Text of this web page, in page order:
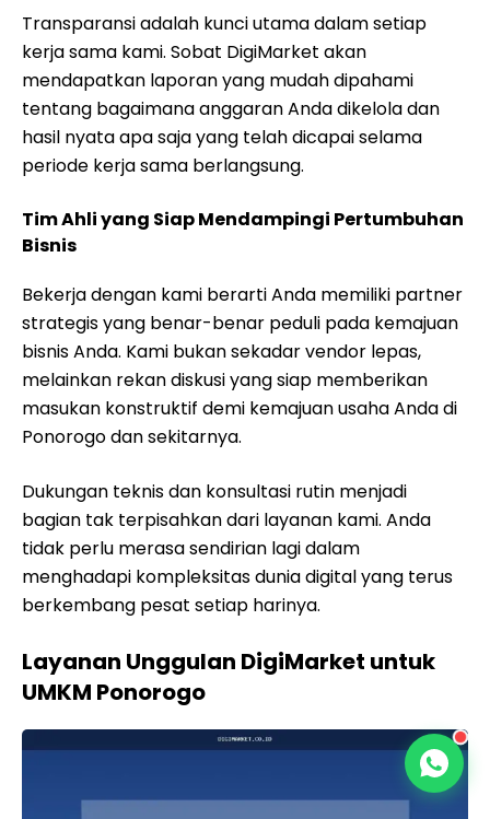
Transparansi adalah kunci utama dalam setiap
kerja sama kami. Sobat DigiMarket akan
mendapatkan laporan yang mudah dipahami
tentang bagaimana anggaran Anda dikelola dan
hasil nyata apa saja yang telah dicapai selama
periode kerja sama berlangsung.
Tim Ahli yang Siap Mendampingi Pertumbuhan
Bisnis
Bekerja dengan kami berarti Anda memiliki partner
strategis yang benar-benar peduli pada kemajuan
bisnis Anda. Kami bukan sekadar vendor lepas,
melainkan rekan diskusi yang siap memberikan
masukan konstruktif demi kemajuan usaha Anda di
Ponorogo dan sekitarnya.
Dukungan teknis dan konsultasi rutin menjadi
bagian tak terpisahkan dari layanan kami. Anda
tidak perlu merasa sendirian lagi dalam
menghadapi kompleksitas dunia digital yang terus
berkembang pesat setiap harinya.
Layanan Unggulan DigiMarket untuk
UMKM Ponorogo